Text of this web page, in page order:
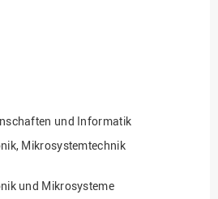
und Informatik
Mikrosystemtechnik
und Mikrosysteme